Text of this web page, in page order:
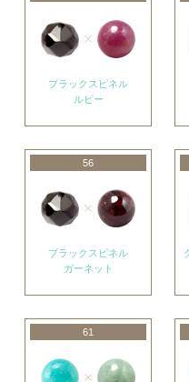
ブラックスピネル
ルビー
56
ブラックスピネル
ガーネット
61